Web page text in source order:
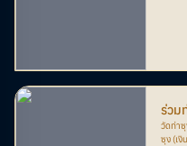
ร่วม
วัดท่า
ซุง (เ